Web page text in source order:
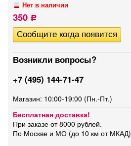
Нет в наличии
350 Р
Возникли вопросы?
+7 (495) 144-71-47
Магазин: 10:00-19:00 (Пн.-Пт.)
Бесплатная доставка!
При заказе от 8000 рублей.
По Москве и МО (до 10 км от МКАД)